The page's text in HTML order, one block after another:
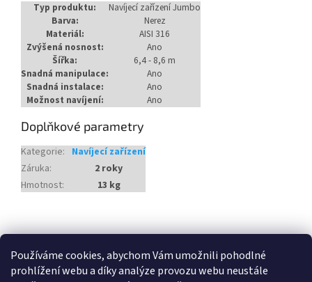
Používáme cookies, abychom Vám umožnili pohodlné
prohlížení webu a díky analýze provozu webu neustále
Typ produktu:
Navíjecí zařízení Jumbo
Barva:
Nerez
Materiál:
AISI 316
Zvýšená nosnost:
Ano
Šířka:
6,4 - 8,6 m
Snadná manipulace:
Ano
Snadná instalace:
Ano
Možnost navíjení:
Ano
Doplňkové parametry
Kategorie: Navíjecí zařízení
Záruka:
2 roky
Hmotnost: 13 kg
á